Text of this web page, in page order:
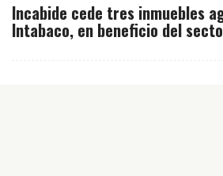
Incabide cede tres inmuebles
Intabaco, en beneficio del